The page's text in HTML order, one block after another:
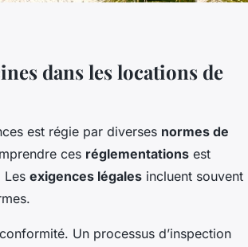
dans les locations de
est régie par diverses normes de
ces réglementations est
Les exigences légales incluent souvent
Un processus d’inspection